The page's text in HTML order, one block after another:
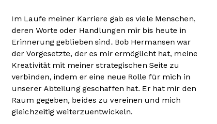
Im Laufe meiner Karriere gab es viele Menschen,
deren Worte oder Handlungen mir bis heute in
Erinnerung geblieben sind. Bob Hermansen war
der Vorgesetzte, der es mir ermöglicht hat, meine
Kreativität mit meiner strategischen Seite zu
verbinden, indem er eine neue Rolle für mich in
unserer Abteilung geschaffen hat. Er hat mir den
Raum gegeben, beides zu vereinen und mich
gleichzeitig weiterzuentwickeln.